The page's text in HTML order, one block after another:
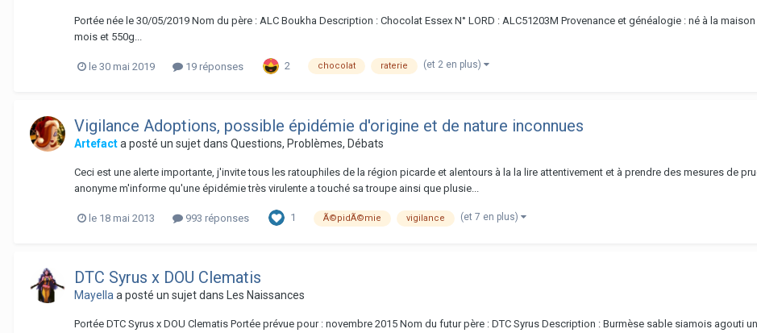
Portée née le 30/05/2019 Nom du père : ALC Boukha Description : Chocolat Essex N° LORD : ALC51203M Provenance et généalogie : né à la
mois et 550g...
le 30 mai 2019 19 réponses 2 chocolat raterie (et 2 en plus)
Vigilance Adoptions, possible épidémie d'origine et de nature inconnues
Artefacta posté un sujet dans Questions, Problèmes, Débats
Ceci est une alerte importante, j'invite tous les ratouphiles de la région picarde et alentours à la la lire attentivement et à prendre des mesures de
anonyme m'informe qu'une épidémie très virulente a touché sa troupe ainsi que plusie...
le 18 mai 2013 993 réponses 1 Ã©pidÃ©mie vigilance (et 7 en plus)
DTC Syrus x DOU Clematis
Mayellaa posté un sujet dans Les Naissances
Portée DTC Syrus x DOU Clematis Portée prévue pour : novembre 2015 Nom du futur père : DTC Syrus Description : Burmèse sable siamois agouti